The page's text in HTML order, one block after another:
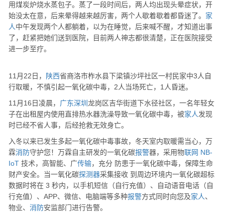
用煤炭炉烧水蒸包子。蒸了一段时间后，两人均出现头晕症状，开
始没太在意，后来晕得越来越厉害，两个人歇着歇着都昏迷了。 家
人中午发现两个人都躺着，以为在睡觉，后来喊不醒，才知道出事
了，赶紧把她们送到医院，目前两人神志都很清楚，正在医院接受
进一步至疗。
11月22日， 陕西省商洛市柞水县下梁镇沙坪社区一村民家中3人自
行取暖，不慎引起一氧化碳中毒，2人当场死亡，1人昏迷。
11月16日凌晨， 广东深圳 龙岗区吉华街道下水径社区，一名年轻女
子在出租屋内使用直排热水器洗澡导致一氧化碳中毒，被家人发现
时已经不省人事，后经抢救无效身亡。
入冬以来已发生多起一氧化碳中毒事故，冬天室内取暖需当心，万
霖消防守护您！万霖自主研发的一氧化碳报警器，采用物联网 NB-
IoT 技术，高智能、广传输，充分 防患于一氧化碳中毒，保障生命
财产安全。当一氧化碳探测器采集接收 到周边环境内一氧化碳超标
数据时将在 3 秒内，以手机短信（自行充值）、自动语音电话（自
行充值）、APP、微信、电脑端等多种报警方式同时向您及家人、
物业、 消防安监部门进行告警。